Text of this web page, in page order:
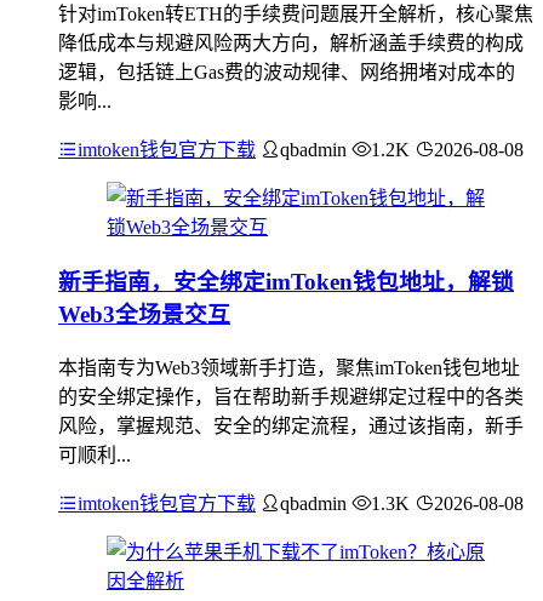
针对imToken转ETH的手续费问题展开全解析，核心聚焦
降低成本与规避风险两大方向，解析涵盖手续费的构成
逻辑，包括链上Gas费的波动规律、网络拥堵对成本的
影响...
imtoken钱包官方下载 qbadmin 1.2K 2026-08-08
新手指南，安全绑定imToken钱包地址，解锁
Web3全场景交互
本指南专为Web3领域新手打造，聚焦imToken钱包地址
的安全绑定操作，旨在帮助新手规避绑定过程中的各类
风险，掌握规范、安全的绑定流程，通过该指南，新手
可顺利...
imtoken钱包官方下载 qbadmin 1.3K 2026-08-08